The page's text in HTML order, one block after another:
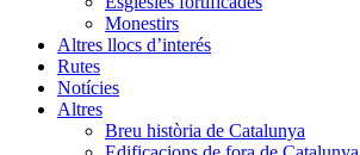
Monestirs
Altres llocs d’interés
Rutes
Notícies
Altres
Breu història de Catalunya